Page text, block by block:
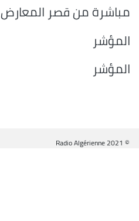
مباشرة من قصر المعارض
المؤشر
المؤشر
© Radio Algérienne 2021